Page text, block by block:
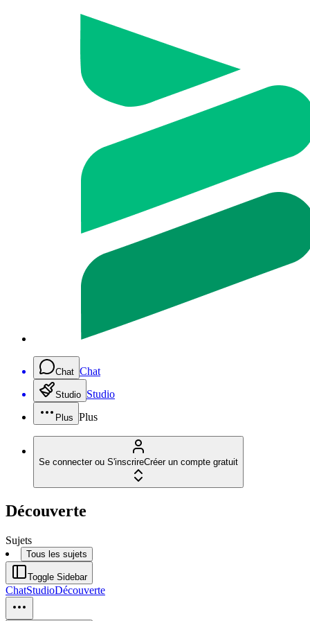
Chat Chat
Studio Studio
Plus Plus
Se connecter ou S'inscrireCréer un compte gratuit
Découverte
Sujets
Tous les sujets
Toggle Sidebar
ChatStudioDécouverte